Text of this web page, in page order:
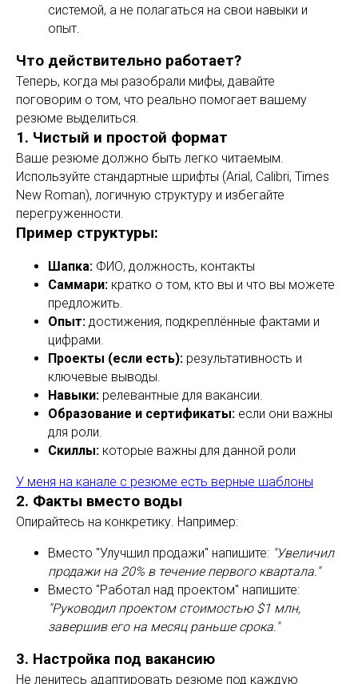
системой, а не полагаться на свои навыки и
опыт.
Что действительно работает?
Теперь, когда мы разобрали мифы, давайте
поговорим о том, что реально помогает вашему
резюме выделиться.
1. Чистый и простой формат
Ваше резюме должно быть легко читаемым.
Используйте стандартные шрифты (Arial, Calibri, Times
New Roman), логичную структуру и избегайте
перегруженности.
Пример структуры:
Шапка: ФИО, должность, контакты
Саммари: кратко о том, кто вы и что вы можете
предложить.
Опыт: достижения, подкреплённые фактами и
цифрами.
Проекты (если есть): результативность и
ключевые выводы.
Навыки: релевантные для вакансии.
Образование и сертификаты: если они важны
для роли.
Скиллы: которые важны для данной роли
У меня на канале с резюме есть верные шаблоны
2. Факты вместо воды
Опирайтесь на конкретику. Например:
Вместо "Улучшил продажи" напишите: "Увеличил
продажи на 20% в течение первого квартала."
Вместо "Работал над проектом" напишите:
"Руководил проектом стоимостью $1 млн,
завершив его на месяц раньше срока."
3. Настройка под вакансию
Не ленитесь адаптировать резюме под каждую